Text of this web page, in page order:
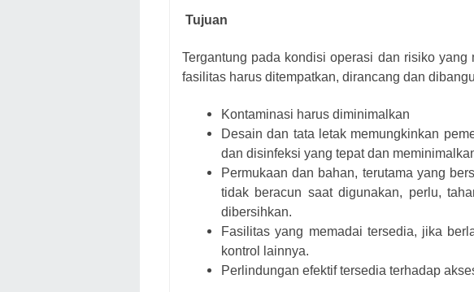
Tujuan
Tergantung pada kondisi operasi dan risiko yang
fasilitas harus ditempatkan, dirancang dan
Kontaminasi harus diminimalkan
Desain dan tata letak memungkinkan
dan disinfeksi yang tepat dan
Permukaan dan bahan, terutama yang
tidak beracun saat digunakan, perlu,
dibersihkan.
Fasilitas yang memadai tersedia, jika
kontrol lainnya.
Perlindungan efektif tersedia terhadap